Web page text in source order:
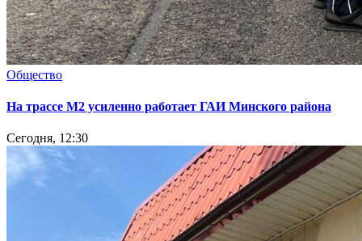
Общество
На трассе М2 усиленно работает ГАИ Минского района
Сегодня, 12:30